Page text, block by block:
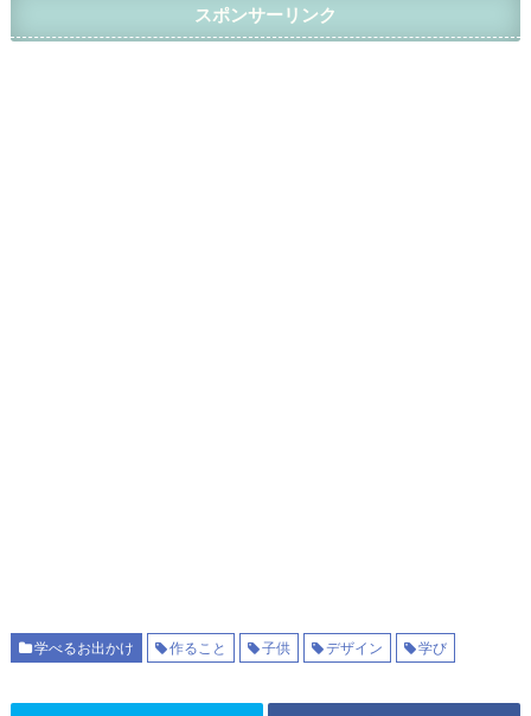
スポンサーリンク
学べるお出かけ 作ること 子供 デザイン 学び